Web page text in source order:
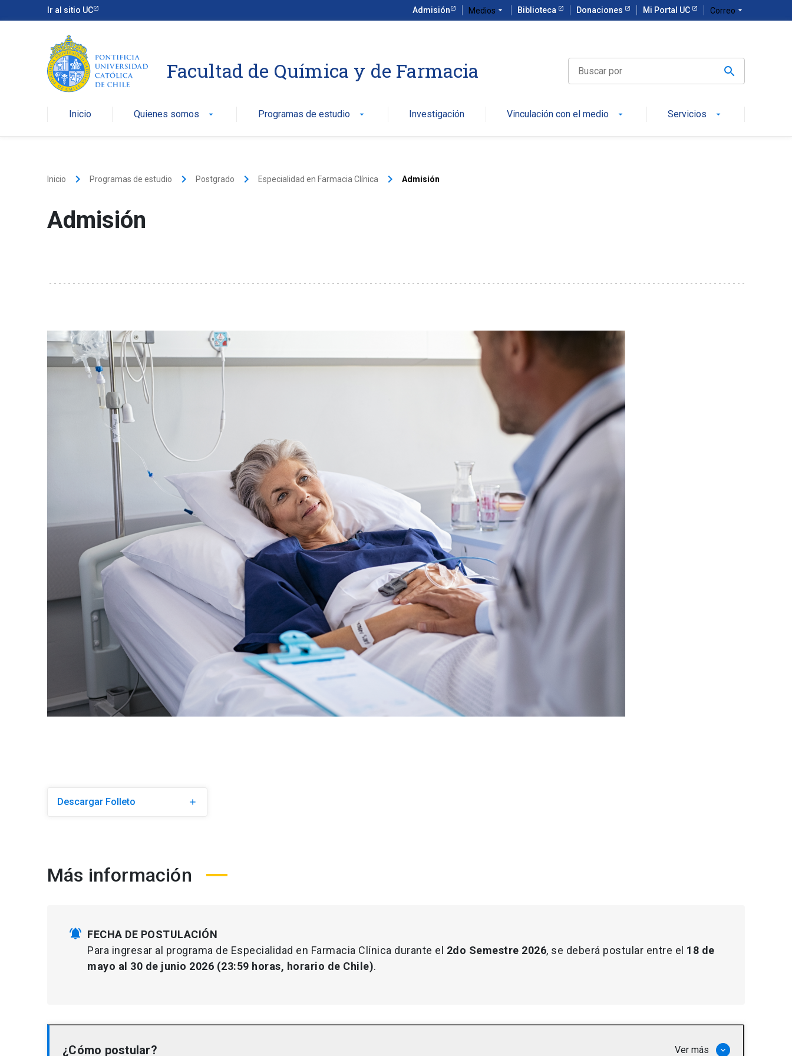
Ir al sitio UC Admisión Medios arrow_drop_down Biblioteca Donaciones Mi Portal UC Correo arrow_drop_down
Facultad de Química y de Farmacia
Inicio Quienes somos arrow_drop_down Programas de estudio arrow_drop_down Investigación Vinculación con el medio arrow_drop_down Servicios arrow_drop_down
Inicio keyboard_arrow_right Programas de estudio keyboard_arrow_right Postgrado keyboard_arrow_right Especialidad en Farmacia Clínica keyboard_arrow_right Admisión
Admisión
Descargar Folleto add
Más información
notifications_active FECHA DE POSTULACIÓN
Para ingresar al programa de Especialidad en Farmacia Clínica durante el 2do Semestre 2026, se deberá postular entre el 18 de
mayo al 30 de junio 2026 (23:59 horas, horario de Chile).
¿Cómo postular? Ver más keyboard_arrow_down